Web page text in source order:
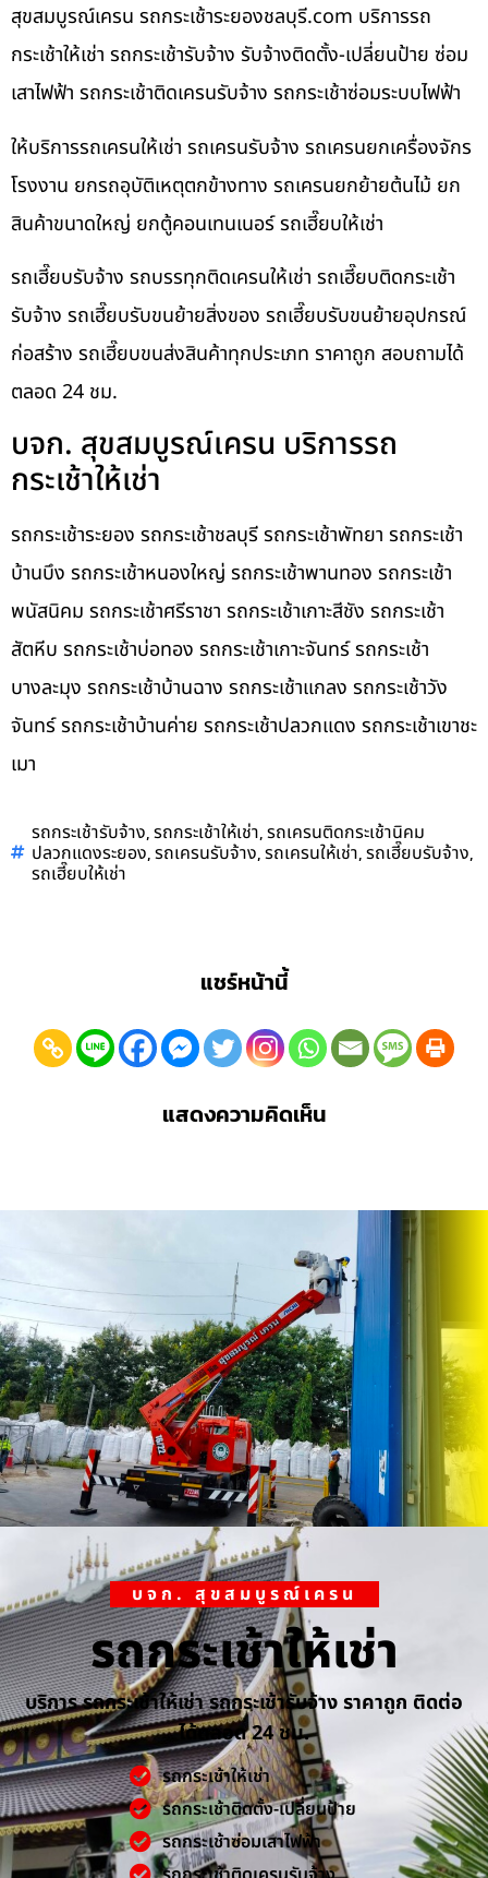
สุขสมบูรณ์เครน รถกระเช้าระยองชลบุรี.com บริการรถ
กระเช้าให้เช่า รถกระเช้ารับจ้าง รับจ้างติดตั้ง-เปลี่ยนป้าย ซ่อม
เสาไฟฟ้า รถกระเช้าติดเครนรับจ้าง รถกระเช้าซ่อมระบบไฟฟ้า
ให้บริการรถเครนให้เช่า รถเครนรับจ้าง รถเครนยกเครื่องจักร
โรงงาน ยกรถอุบัติเหตุตกข้างทาง รถเครนยกย้ายต้นไม้ ยก
สินค้าขนาดใหญ่ ยกตู้คอนเทนเนอร์ รถเฮี๊ยบให้เช่า
รถเฮี๊ยบรับจ้าง รถบรรทุกติดเครนให้เช่า รถเฮี๊ยบติดกระเช้า
รับจ้าง รถเฮี๊ยบรับขนย้ายสิ่งของ รถเฮี๊ยบรับขนย้ายอุปกรณ์
ก่อสร้าง รถเฮี๊ยบขนส่งสินค้าทุกประเภท ราคาถูก สอบถามได้
ตลอด 24 ชม.
บจก. สุขสมบูรณ์เครน บริการรถ
กระเช้าให้เช่า
รถกระเช้าระยอง รถกระเช้าชลบุรี รถกระเช้าพัทยา รถกระเช้า
บ้านบึง รถกระเช้าหนองใหญ่ รถกระเช้าพานทอง รถกระเช้า
พนัสนิคม รถกระเช้าศรีราชา รถกระเช้าเกาะสีชัง รถกระเช้า
สัตหีบ รถกระเช้าบ่อทอง รถกระเช้าเกาะจันทร์ รถกระเช้า
บางละมุง รถกระเช้าบ้านฉาง รถกระเช้าแกลง รถกระเช้าวัง
จันทร์ รถกระเช้าบ้านค่าย รถกระเช้าปลวกแดง รถกระเช้าเขาชะ
เมา
รถกระเช้ารับจ้าง,รถกระเช้าให้เช่า,รถเครนติดกระเช้านิคม
ปลวกแดงระยอง,รถเครนรับจ้าง,รถเครนให้เช่า,รถเฮี๊ยบรับจ้าง,
รถเฮี๊ยบให้เช่า
แชร์หน้านี้
แสดงความคิดเห็น
บจก. สุขสมบูรณ์เครน
รถกระเช้าให้เช่า
บริการ รถกระเช้าให้เช่า รถกระเช้ารับจ้าง ราคาถูก ติดต่อ
ได้ตลอด 24 ชม.
รถกระเช้าให้เช่า
รถกระเช้าติดตั้ง-เปลี่ยนป้าย
รถกระเช้าซ่อมเสาไฟฟ้า